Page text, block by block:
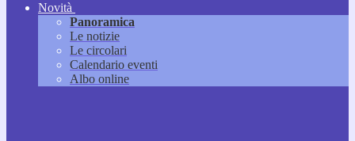
Novità
Panoramica
Le notizie
Le circolari
Calendario eventi
Albo online